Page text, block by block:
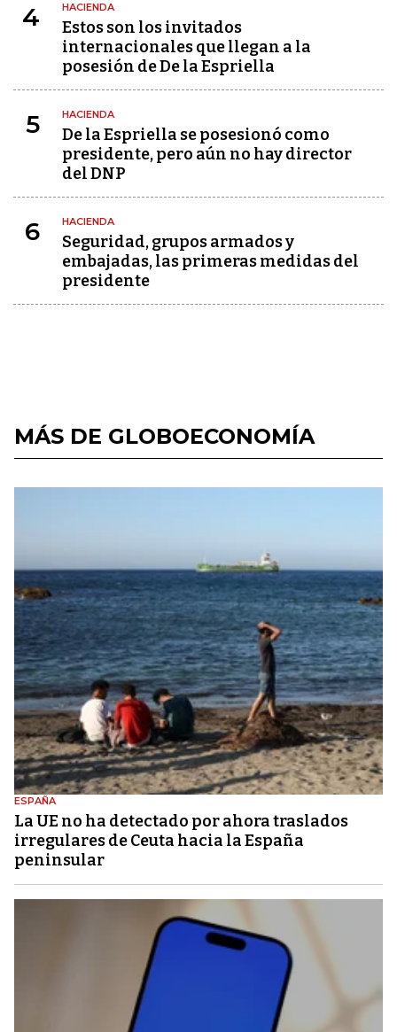
4 HACIENDA
Estos son los invitados
internacionales que llegan a la
posesión de De la Espriella
5 HACIENDA
De la Espriella se posesionó como
presidente, pero aún no hay director
del DNP
6 HACIENDA
Seguridad, grupos armados y
embajadas, las primeras medidas del
presidente
MÁS DE GLOBOECONOMÍA
ESPAÑA
La UE no ha detectado por ahora traslados
irregulares de Ceuta hacia la España
peninsular